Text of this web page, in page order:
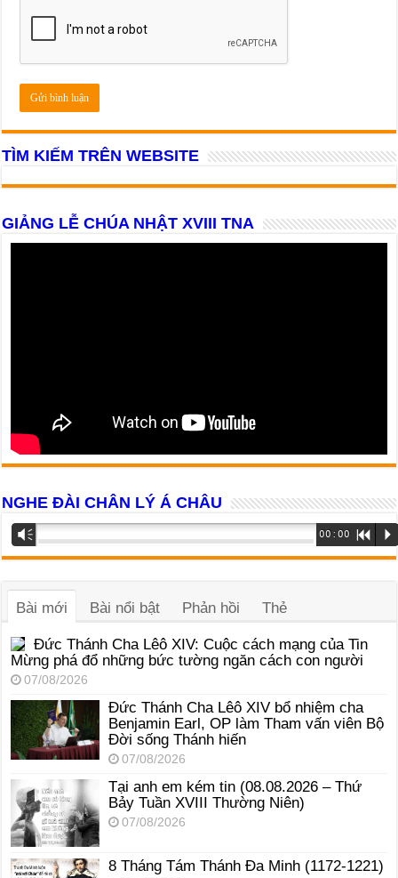
TÌM KIẾM TRÊN WEBSITE
GIẢNG LỄ CHÚA NHẬT XVIII TNA
NGHE ĐÀI CHÂN LÝ Á CHÂU
Trình
phát
Vm 00:00 R P
Bài mới Bài nổi bật Phản hồi Thẻ
Đức Thánh Cha Lêô XIV: Cuộc cách mạng của Tin
Mừng phá đổ những bức tường ngăn cách con người
07/08/2026
Đức Thánh Cha Lêô XIV bổ nhiệm cha
Benjamin Earl, OP làm Tham vấn viên Bộ
Đời sống Thánh hiến
07/08/2026
Tại anh em kém tin (08.08.2026 – Thứ
Bảy Tuần XVIII Thường Niên)
07/08/2026
8 Tháng Tám Thánh Ða Minh (1172-1221)